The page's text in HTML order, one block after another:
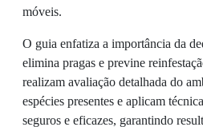
móveis.
O guia enfatiza a importância da
elimina pragas e previne
realizam avaliação detalhada do
espécies presentes e aplicam
seguros e eficazes, garantindo